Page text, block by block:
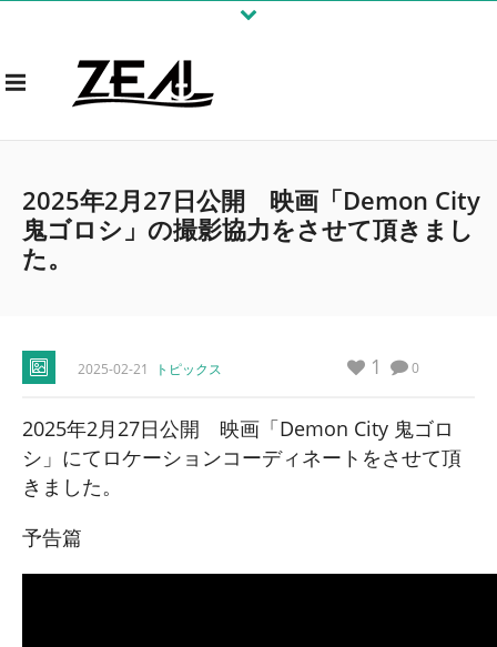
2025年2月27日公開 映画「Demon City
鬼ゴロシ」の撮影協力をさせて頂きまし
た。
2025-02-21 トピックス 0
1
2025年2月27日公開 映画「Demon City 鬼ゴロ
シ」にてロケーションコーディネートをさせて頂
きました。
予告篇